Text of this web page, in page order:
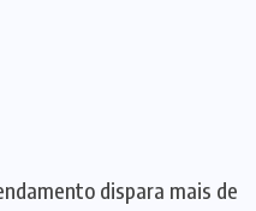
dispara mais de